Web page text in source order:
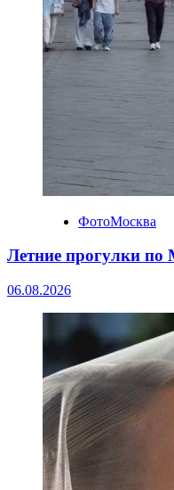
ФотоМосква
Летние прогулки по
06.08.2026